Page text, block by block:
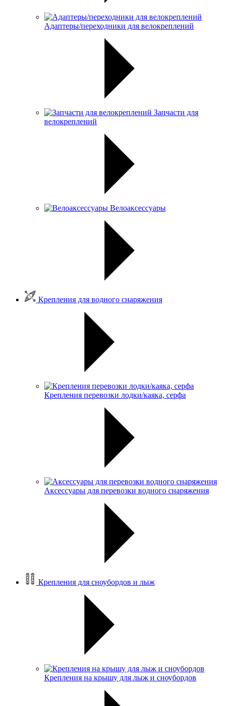
Адаптеры/переходники для велокреплений
Запчасти для
велокреплений
Велоаксессуары
Крепления для водного снаряжения
Крепления перевозки лодки/каяка, серфа
Аксессуары для перевозки водного снаряжения
Крепления для сноубордов и лыж
Крепления на крышу для лыж и сноубордов